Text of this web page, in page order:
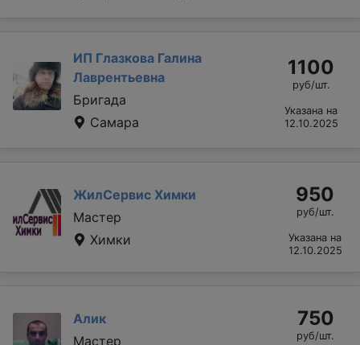
ИП Глазкова Галина
Лаврентьевна
Бригада
Самара
1100
руб/шт.
Указана на
12.10.2025
ЖилСервис Химки
Мастер
Химки
950
руб/шт.
Указана на
12.10.2025
Алик
Мастер
750
руб/шт.